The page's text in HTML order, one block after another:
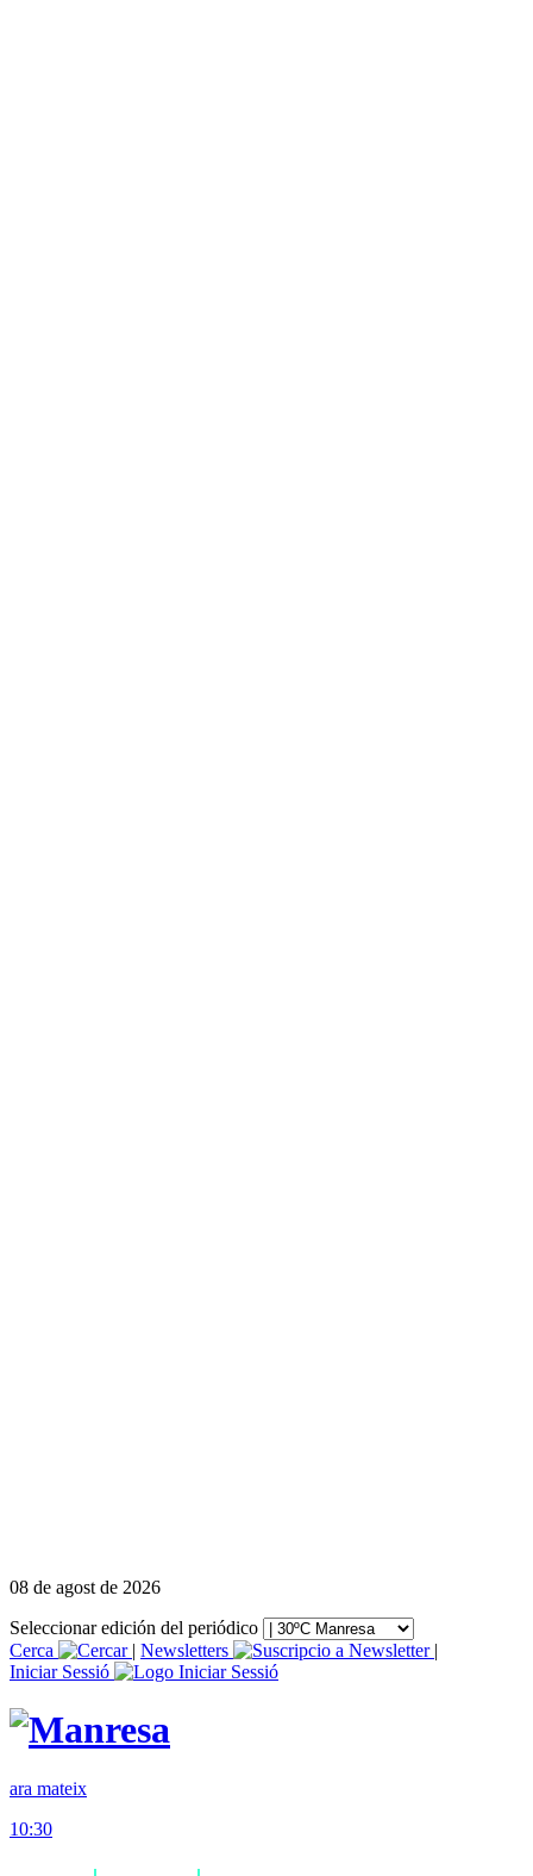
08 de agost de 2026
Seleccionar edición del periódico
Cerca
| Newsletters
|
Iniciar Sessió
ara mateix
10:30